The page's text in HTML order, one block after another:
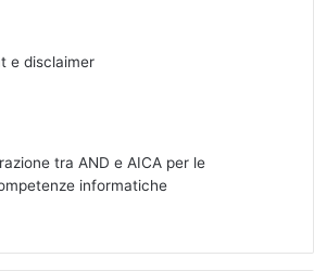
e disclaimer
tra AND e AICA per le
informatiche